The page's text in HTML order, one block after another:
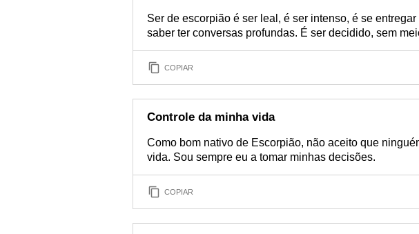
Ser de escorpião é ser leal, é ser intenso, é se
saber ter conversas profundas. É ser decidido, sem
COPIAR
Controle da minha vida
Como bom nativo de Escorpião, não aceito que
vida. Sou sempre eu a tomar minhas decisões.
COPIAR